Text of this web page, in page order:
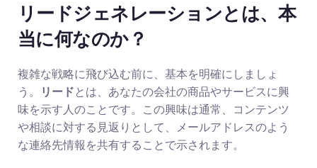
リードジェネレーションとは、本
当に何なのか？
複雑な戦略に飛び込む前に、基本を明確にしましょ
う。
リード とは、あなたの会社の商品やサービスに興
味を示す人のことです。この興味は通常、コンテンツ
や相談に対する見返りとして、メールアドレスのよう
な連絡先情報を共有することで示されます。